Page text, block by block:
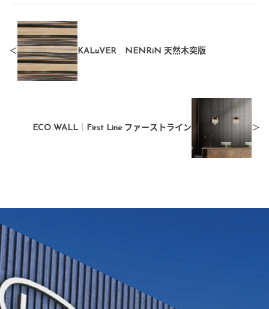
KALuVER NENRiN 天然木突版
ECO WALL｜First Line ファーストライン